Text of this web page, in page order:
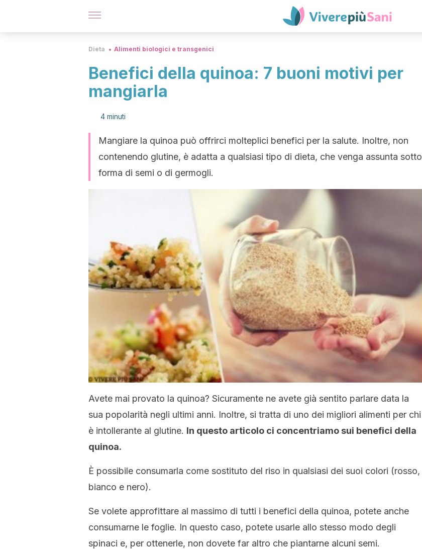
Dieta Alimenti biologici e transgenici
Benefici della quinoa: 7 buoni motivi per
mangiarla
4 minuti
Mangiare la quinoa può offrirci molteplici benefici per la salute. Inoltre, non
contenendo glutine, è adatta a qualsiasi tipo di dieta, che venga assunta sotto
forma di semi o di germogli.
Avete mai provato la quinoa? Sicuramente ne avete già sentito parlare data la
sua popolarità negli ultimi anni. Inoltre, si tratta di uno dei migliori alimenti per chi
è intollerante al glutine. In questo articolo ci concentriamo sui benefici della
quinoa.
È possibile consumarla come sostituto del riso in qualsiasi dei suoi colori (rosso,
bianco e nero).
Se volete approfittare al massimo di tutti i benefici della quinoa, potete anche
consumarne le foglie. In questo caso, potete usarle allo stesso modo degli
spinaci e, per ottenerle, non dovete far altro che piantarne alcuni semi.